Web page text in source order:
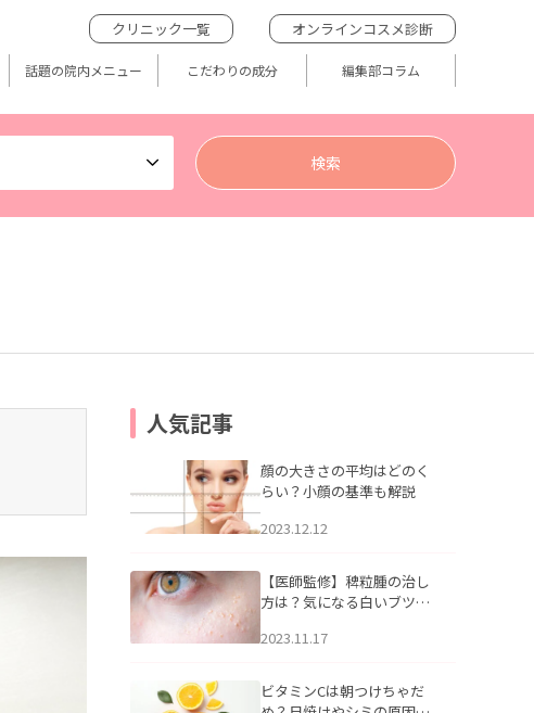
クリニック一覧 オンラインコスメ診断
話題の院内メニュー こだわりの成分 編集部コラム
人気記事
顔の大きさの平均はどのく
らい？小顔の基準も解説
2023.12.12
【医師監修】稗粒腫の治し
方は？気になる白いブツブ
アについて
2023.11.17
ビタミンCは朝つけちゃだ